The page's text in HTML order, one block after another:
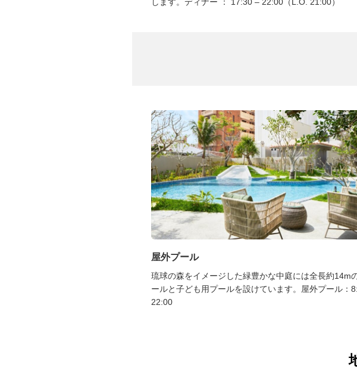
します。ディナー ： 17:30 ‒ 22:00（L.O. 21:00）
屋外プール
琉球の森をイメージした緑豊かな中庭には全長約14m
ールと子ども用プールを設けています。屋外プール：
22:00